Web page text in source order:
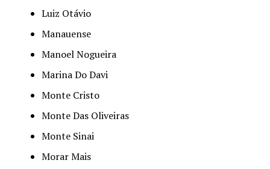
Luiz Otávio
Manauense
Manoel Nogueira
Marina Do Davi
Monte Cristo
Monte Das Oliveiras
Monte Sinai
Morar Mais